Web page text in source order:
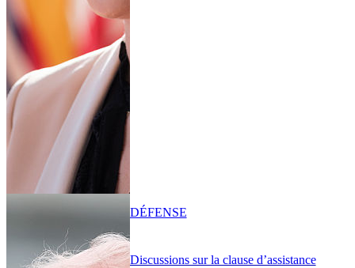
Discussions sur la clause d’assistance
DÉFENSE